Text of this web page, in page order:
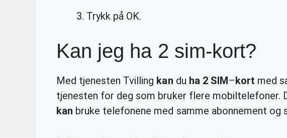
Trykk på OK.
Kan jeg ha 2 sim-kort?
Med tjenesten Tvilling kan du ha 2 SIM–kort med
tjenesten for deg som bruker flere mobiltelefoner.
kan bruke telefonene med samme abonnement og